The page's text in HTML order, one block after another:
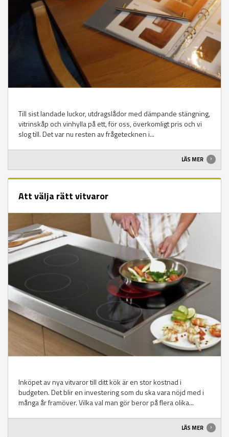
Till sist landade luckor, utdragslådor med dämpande stängning,
vitrinskåp och vinhylla på ett, för oss, överkomligt pris och vi
slog till. Det var nu resten av frågetecknen i...
LÄS MER
Att välja rätt vitvaror
Inköpet av nya vitvaror till ditt kök är en stor kostnad i
budgeten. Det blir en investering som du ska vara nöjd med i
många år framöver. Vilka val man gör beror på flera olika...
LÄS MER